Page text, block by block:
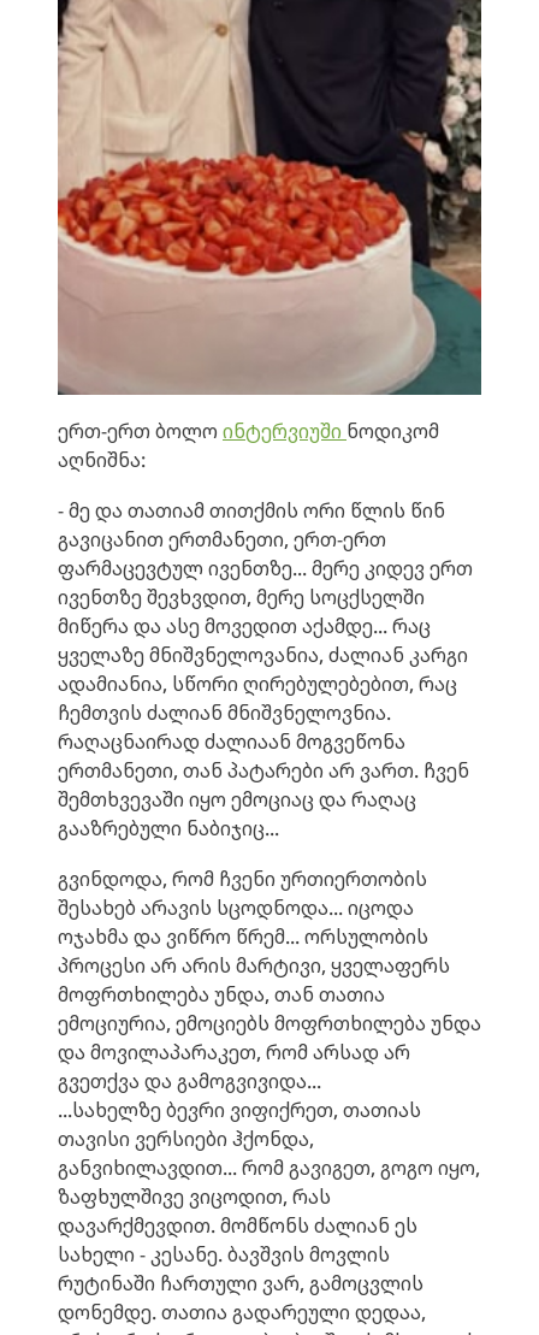
ერთ-ერთ ბოლო ინტერვიუში ნოდიკომ
აღნიშნა:
- მე და თათიამ თითქმის ორი წლის წინ
გავიცანით ერთმანეთი, ერთ-ერთ
ფარმაცევტულ ივენთზე... მერე კიდევ ერთ
ივენთზე შევხვდით, მერე სოცქსელში
მიწერა და ასე მოვედით აქამდე... რაც
ყველაზე მნიშვნელოვანია, ძალიან კარგი
ადამიანია, სწორი ღირებულებებით, რაც
ჩემთვის ძალიან მნიშვნელოვნია.
რაღაცნაირად ძალიაან მოგვეწონა
ერთმანეთი, თან პატარები არ ვართ. ჩვენ
შემთხვევაში იყო ემოციაც და რაღაც
გააზრებული ნაბიჯიც...
გვინდოდა, რომ ჩვენი ურთიერთობის
შესახებ არავის სცოდნოდა... იცოდა
ოჯახმა და ვიწრო წრემ... ორსულობის
პროცესი არ არის მარტივი, ყველაფერს
მოფრთხილება უნდა, თან თათია
ემოციურია, ემოციებს მოფრთხილება უნდა
და მოვილაპარაკეთ, რომ არსად არ
გვეთქვა და გამოგვივიდა...
...სახელზე ბევრი ვიფიქრეთ, თათიას
თავისი ვერსიები ჰქონდა,
განვიხილავდით... რომ გავიგეთ, გოგო იყო,
ზაფხულშივე ვიცოდით, რას
დავარქმევდით. მომწონს ძალიან ეს
სახელი - კესანე. ბავშვის მოვლის
რუტინაში ჩართული ვარ, გამოცვლის
დონემდე. თათია გადარეული დედაა,